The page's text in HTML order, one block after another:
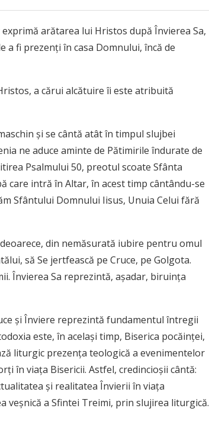
arătarea lui Hristos după Învierea Sa,
a fi prezenţi în casa Domnului, încă de
a cărui alcătuire îi este atribuită
şi se cântă atât în timpul slujbei
ne aduce aminte de Pătimirile îndurate de
Psalmului 50, preotul scoate Sfânta
care intră în Altar, în acest timp cântându-se
Sfântului Domnului Iisus, Unuia Celui fără
din nemăsurată iubire pentru omul
să Se jertfească pe Cruce, pe Golgota.
Învierea Sa reprezintă, aşadar, biruinţa
şi Înviere reprezintă fundamentul întregii
este, în acelaşi timp, Biserica pocăinţei,
liturgic prezenţa teologică a evenimentelor
în viaţa Bisericii. Astfel, credincioşii cântă:
şi realitatea Învierii în viaţa
veşnică a Sfintei Treimi, prin slujirea liturgică.